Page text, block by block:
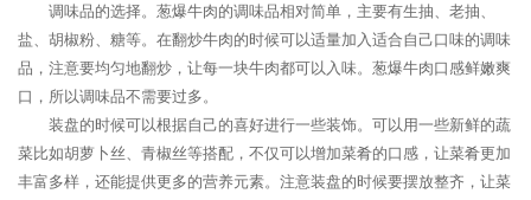
调味品的选择。葱爆牛肉的调味品相对简单，主要有生抽、老抽、
盐、胡椒粉、糖等。在翻炒牛肉的时候可以适量加入适合自己口味的调味
品，注意要均匀地翻炒，让每一块牛肉都可以入味。葱爆牛肉口感鲜嫩爽
口，所以调味品不需要过多。
装盘的时候可以根据自己的喜好进行一些装饰。可以用一些新鲜的蔬
菜比如胡萝卜丝、青椒丝等搭配，不仅可以增加菜肴的口感，让菜肴更加
丰富多样，还能提供更多的营养元素。注意装盘的时候要摆放整齐，让菜